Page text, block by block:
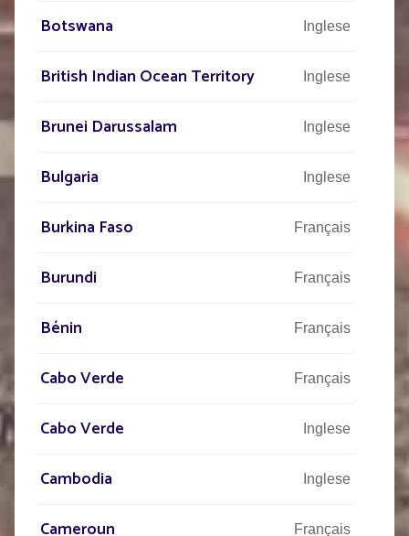
Botswana Inglese
British Indian Ocean Territory Inglese
Brunei Darussalam Inglese
Bulgaria Inglese
Burkina Faso Français
Burundi Français
Bénin Français
Cabo Verde Français
Cabo Verde Inglese
Cambodia Inglese
Cameroun Français